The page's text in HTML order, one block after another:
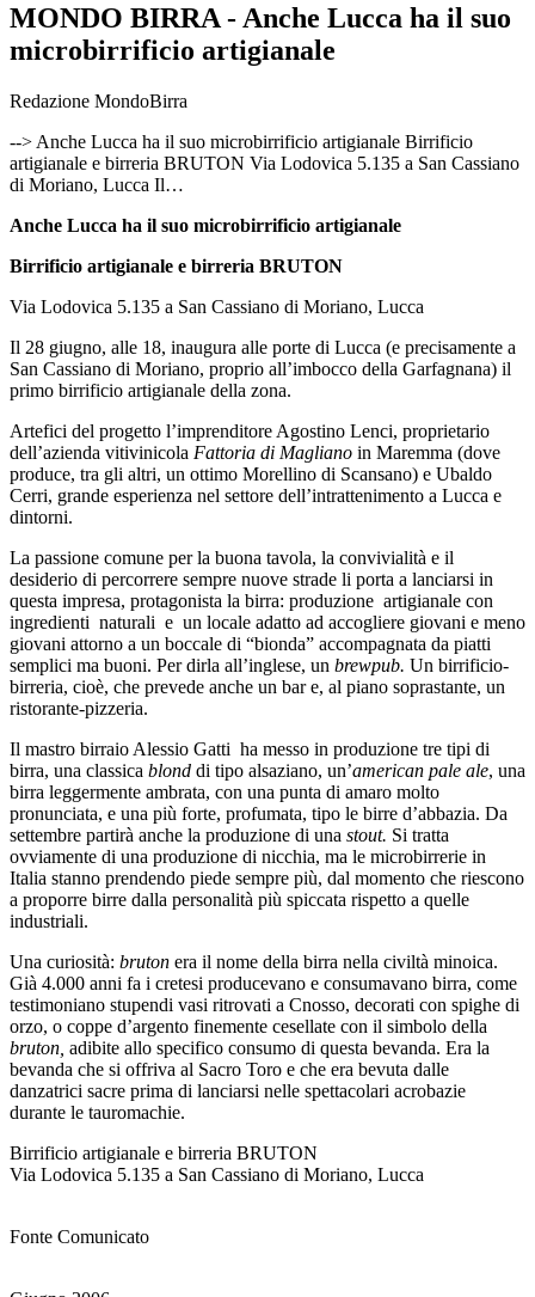
MONDO BIRRA - Anche Lucca ha il suo
microbirrificio artigianale
Redazione MondoBirra
--> Anche Lucca ha il suo microbirrificio artigianale Birrificio
artigianale e birreria BRUTON Via Lodovica 5.135 a San Cassiano
di Moriano, Lucca Il…
Anche Lucca ha il suo microbirrificio artigianale
Birrificio artigianale e birreria BRUTON
Via Lodovica 5.135 a San Cassiano di Moriano, Lucca
Il 28 giugno, alle 18, inaugura alle porte di Lucca (e precisamente a
San Cassiano di Moriano, proprio all’imbocco della Garfagnana) il
primo birrificio artigianale della zona.
Artefici del progetto l’imprenditore Agostino Lenci, proprietario
dell’azienda vitivinicola Fattoria di Magliano in Maremma (dove
produce, tra gli altri, un ottimo Morellino di Scansano) e Ubaldo
Cerri, grande esperienza nel settore dell’intrattenimento a Lucca e
dintorni.
La passione comune per la buona tavola, la convivialità e il
desiderio di percorrere sempre nuove strade li porta a lanciarsi in
questa impresa, protagonista la birra: produzione artigianale con
ingredienti naturali e un locale adatto ad accogliere giovani e meno
giovani attorno a un boccale di “bionda” accompagnata da piatti
semplici ma buoni. Per dirla all’inglese, un brewpub. Un birrificio-
birreria, cioè, che prevede anche un bar e, al piano soprastante, un
ristorante-pizzeria.
Il mastro birraio Alessio Gatti ha messo in produzione tre tipi di
birra, una classica blond di tipo alsaziano, un’american pale ale, una
birra leggermente ambrata, con una punta di amaro molto
pronunciata, e una più forte, profumata, tipo le birre d’abbazia. Da
settembre partirà anche la produzione di una stout. Si tratta
ovviamente di una produzione di nicchia, ma le microbirrerie in
Italia stanno prendendo piede sempre più, dal momento che riescono
a proporre birre dalla personalità più spiccata rispetto a quelle
industriali.
Una curiosità: bruton era il nome della birra nella civiltà minoica.
Già 4.000 anni fa i cretesi producevano e consumavano birra, come
testimoniano stupendi vasi ritrovati a Cnosso, decorati con spighe di
orzo, o coppe d’argento finemente cesellate con il simbolo della
bruton, adibite allo specifico consumo di questa bevanda. Era la
bevanda che si offriva al Sacro Toro e che era bevuta dalle
danzatrici sacre prima di lanciarsi nelle spettacolari acrobazie
durante le tauromachie.
Birrificio artigianale e birreria BRUTON
Via Lodovica 5.135 a San Cassiano di Moriano, Lucca
Fonte Comunicato